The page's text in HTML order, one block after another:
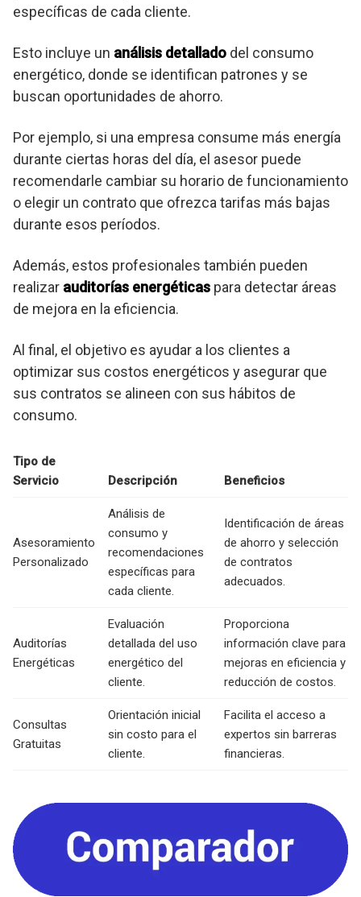
específicas de cada cliente.
Esto incluye un análisis detallado del consumo
energético, donde se identifican patrones y se
buscan oportunidades de ahorro.
Por ejemplo, si una empresa consume más energía
durante ciertas horas del día, el asesor puede
recomendarle cambiar su horario de funcionamiento
o elegir un contrato que ofrezca tarifas más bajas
durante esos períodos.
Además, estos profesionales también pueden
realizar auditorías energéticas para detectar áreas
de mejora en la eficiencia.
Al final, el objetivo es ayudar a los clientes a
optimizar sus costos energéticos y asegurar que
sus contratos se alineen con sus hábitos de
consumo.
Tipo de
Servicio
Descripción Beneficios
Asesoramiento
Personalizado
Análisis de
consumo y
recomendaciones
específicas para
cada cliente.
Identificación de áreas
de ahorro y selección
de contratos
adecuados.
Auditorías
Energéticas
Evaluación
detallada del uso
energético del
cliente.
Proporciona
información clave para
mejoras en eficiencia y
reducción de costos.
Consultas
Gratuitas
Orientación inicial
sin costo para el
cliente.
Facilita el acceso a
expertos sin barreras
financieras.